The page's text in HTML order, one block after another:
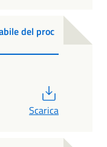
del proc
Scarica